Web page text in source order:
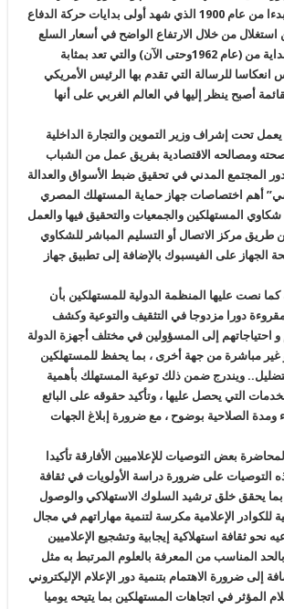
لظهور هذه الحركة التي تولت مهمة الدفاع عن حقوق المستهلك بدءا من عام 1900 الذي شهد أولى بدايات حركة الدفاع
من خلال الارتفاع الواضح في أسعار السلع
المقدمة لهم ومرورا بأربعة مراحل أخرى آخرهم المرحلة الرابعة بداية من (عام 1962وحتى الآن) والتي تعد بمثابة
انعكاسا للرسالة التي تقدم بها الرئيس الأمريكي
أصبح ينظر إليها في العالم الغربي على أنها
تحت إشراف وزير التموين والتجارة الداخلية
ومصالحه الاقتصادية بفريق عمل من الشباب
المجتمع المدني في تحقيق ضبط الأسواق والعدالة
أهم اختصاصات جهاز حماية المستهلك المصري
المستهلكين والجمعيات والتحقيق فيها والعمل
مركز الاتصال أو التسليم المباشر للشكاوي
الجهاز على الفيسبوك بالإضافة إلى تطبيق جهاز
نصت عليها المنظمة الدولية للمستهلكين بأن
دورا مزدوجا في التثقيف والتوعية وكشف
احتياجاتهم إلى المسؤولين في مختلف أجهزة الدولة
غير مباشرة من جهة أخرى ، بما يحفظ للمستهلكين
ويندرج ضمن ذلك توعية المستهلك بأهمية
التي يحصل عليها ، وتأكيد حقوقه على البائع
ومدة الصلاحية بوضوح ، مع ضرورة إبلاغ الجهات
بعض التوصيات للإعلاميين الأفارقة تأكيدا
التوصيات على ضرورة دراسة الأولويات في ثقافة
بما يحقق خلق ترشيد السلوك الاستهلاكي والوصول
للكوادر الإعلامية مكرسة لتنمية مهاراتهم في مجال
نحو ثقافة استهلاكية إيجابية وتشجيع الإعلاميين
المناسب من المعرفة بالعلوم المرتبط به مثل
إلى ضرورة الاهتمام بتنمية دور الإعلام الإليكتروني
المؤثر في اتجاهات المستهلكين بما يتيحه يوميا